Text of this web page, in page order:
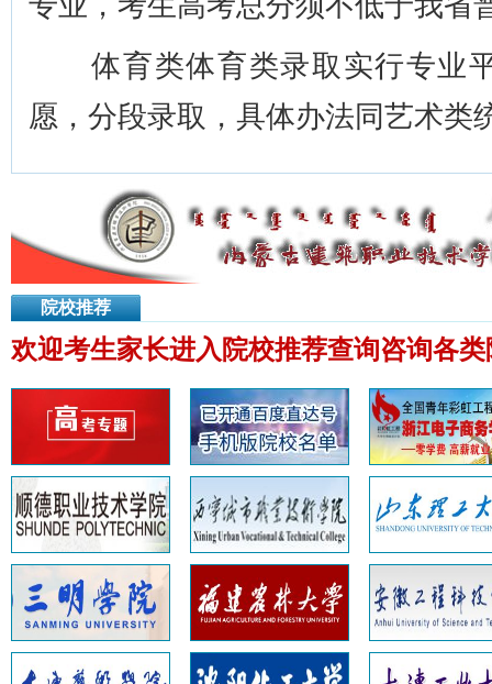
体育类体育类录取实行专业
愿，分段录取，具体办法同艺术类
院校推荐
欢迎考生家长进入院校推荐查询咨询各